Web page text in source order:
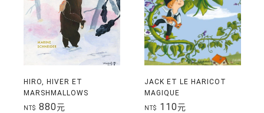
HIRO, HIVER ET
MARSHMALLOWS
NT$ 880元
JACK ET LE HARICOT
MAGIQUE
NT$ 110元